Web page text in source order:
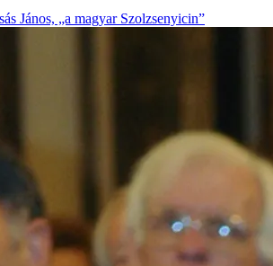
János, „a magyar Szolzsenyicin”